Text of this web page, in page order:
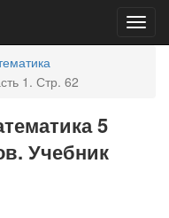
1. Стр. 62
5
Учебник